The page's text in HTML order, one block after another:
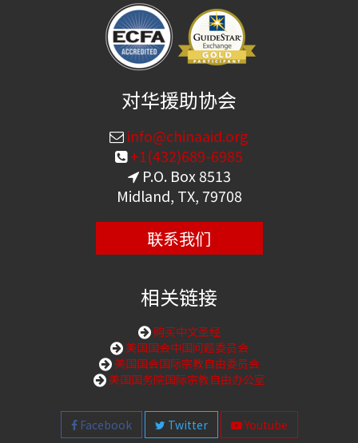
对华援助协会
info@chinaaid.org
+1(432)689-6985
P.O. Box 8513
Midland, TX, 79708
联系我们
相关链接
购买中文圣经
美国国会中国问题委员会
美国国会国际宗教自由委员会
美国国务院国际宗教自由办公室
Facebook Twitter Youtube